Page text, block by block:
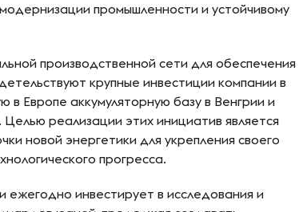
промышленности и устойчивому
производственной сети для обеспечения
крупные инвестиции компании в
в Европе аккумуляторную базу в Венгрии и
реализации этих инициатив является
новой энергетики для укрепления своего
прогресса.
инвестирует в исследования и